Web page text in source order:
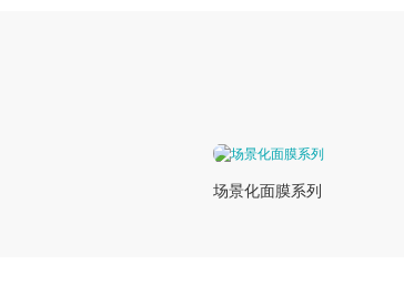
场景化面膜系列